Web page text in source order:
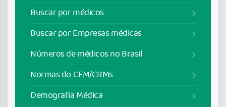
Buscar por médicos
Buscar por Empresas médicas
Números de médicos no Brasil
Normas do CFM/CRMs
Demografia Médica